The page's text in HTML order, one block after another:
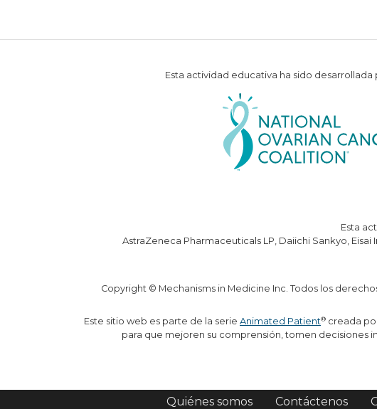
Esta actividad educativa ha sido
Esta
AstraZeneca Pharmaceuticals LP, Daiichi Sankyo,
Copyright © Mechanisms in Medicine Inc. Todos los
Este sitio web es parte de la serie Animated Patient® creada
para que mejoren su comprensión, tomen decisiones
Quiénes somos Contáctenos